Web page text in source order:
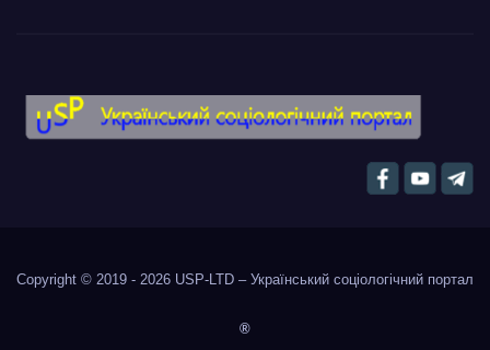
Copyright © 2019 - 2026 USP-LTD – Український соціологічний портал
®